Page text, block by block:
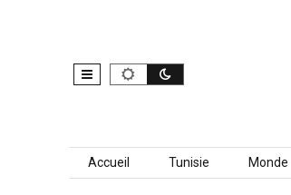
Skip to content
Accueil Tunisie Monde